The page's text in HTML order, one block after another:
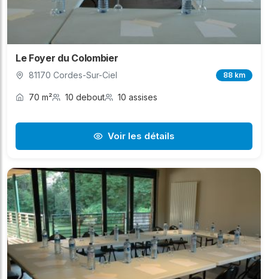
Le Foyer du Colombier
81170 Cordes-Sur-Ciel 88 km
70 m² 10 debout 10 assises
Voir les détails